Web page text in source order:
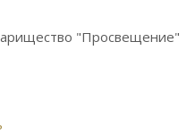
"Просвещение"